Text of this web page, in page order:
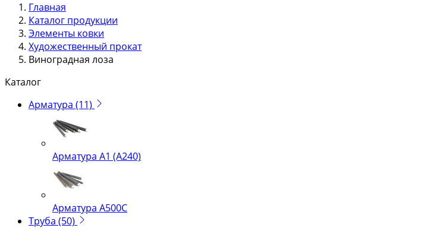
Главная
Каталог продукции
Элементы ковки
Художественный прокат
Виноградная лоза
Каталог
Арматура (11)
Арматура А1 (А240)
Арматура А500С
Труба (50)